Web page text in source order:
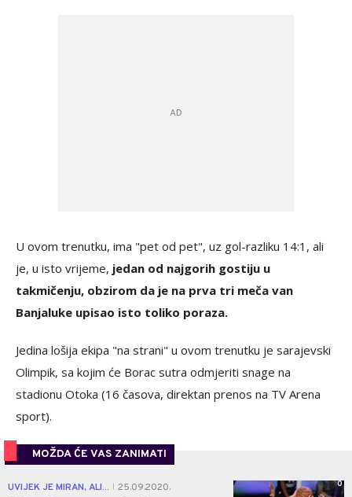
U ovom trenutku, ima "pet od pet", uz gol-razliku 14:1, ali
je, u isto vrijeme, jedan od najgorih gostiju u
takmičenju, obzirom da je na prva tri meča van
Banjaluke upisao isto toliko poraza.
Jedina lošija ekipa "na strani" u ovom trenutku je sarajevski
Olimpik, sa kojim će Borac sutra odmjeriti snage na
stadionu Otoka (16 časova, direktan prenos na TV Arena
sport).
MOŽDA ĆE VAS ZANIMATI
UVIJEK JE MIRAN, ALI... 25.09.2020. 0